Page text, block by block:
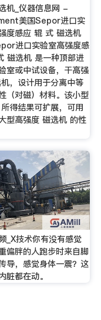
机_仪器信息网 -
美国Sepor进口实
度感应 辊 式 磁选机
进口实验室高强度感
磁选机 是一种顶部进
室或中试设备，干高强
，设计用于分离中等
（对磁）材料。该小型
得结果可扩展，可用
型高强度 磁选机 的性
_X技术你有没有感觉
偏胖的人跑步时来自脚
导，感觉身体一震？这
脏都在动。